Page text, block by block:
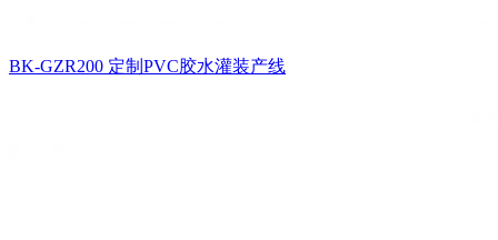
BK-GZR200 定制PVC胶水灌装产线